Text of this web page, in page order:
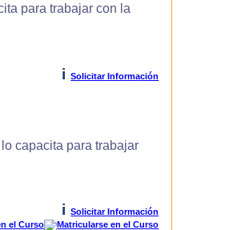
para trabajar con la
i Solicitar Información
capacita para trabajar
i
Solicitar Información